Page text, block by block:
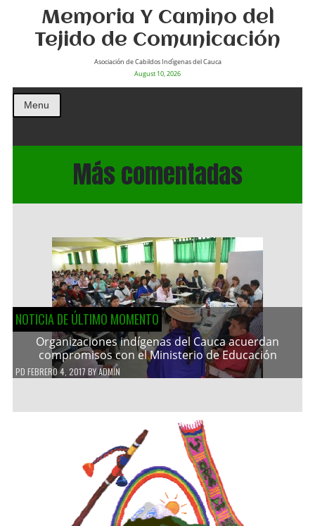
Memoria Y Camino del
Tejido de Comunicación
Asociación de Cabildos Indìgenas del Cauca
August 10, 2026
Menu
Más comentadas
NOTICIA DE ÚLTIMO MOMENTO
Organizaciones indígenas del Cauca acuerdan
compromisos con el Ministerio de Educación
PD FEBRERO 4, 2017 BYADMIN